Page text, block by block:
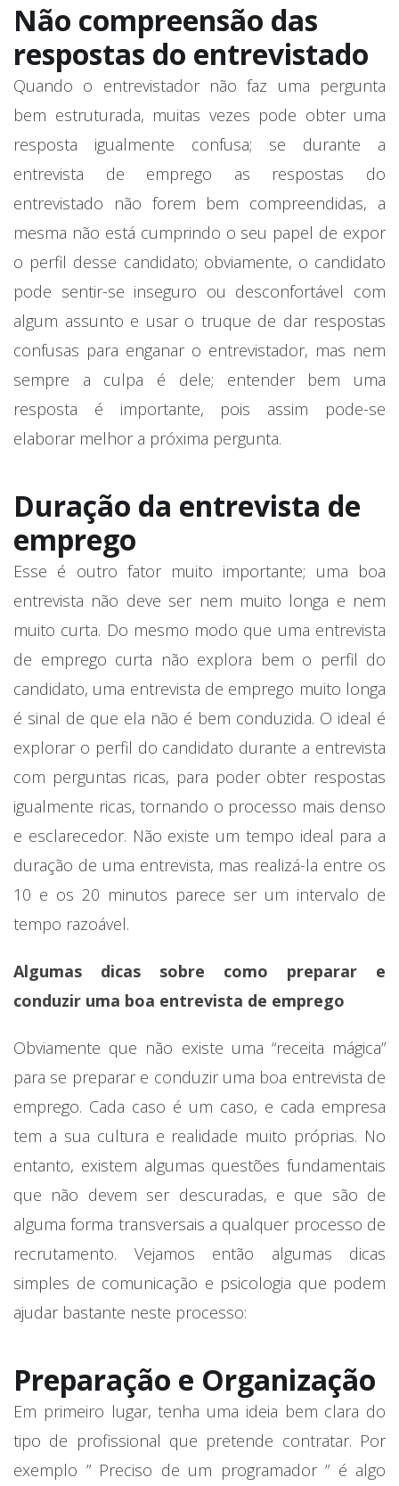
Não compreensão das
respostas do entrevistado
Quando o entrevistador não faz uma pergunta
bem estruturada, muitas vezes pode obter uma
resposta igualmente confusa; se durante a
entrevista de emprego as respostas do
entrevistado não forem bem compreendidas, a
mesma não está cumprindo o seu papel de expor
o perfil desse candidato; obviamente, o candidato
pode sentir-se inseguro ou desconfortável com
algum assunto e usar o truque de dar respostas
confusas para enganar o entrevistador, mas nem
sempre a culpa é dele; entender bem uma
resposta é importante, pois assim pode-se
elaborar melhor a próxima pergunta.
Duração da entrevista de
emprego
Esse é outro fator muito importante; uma boa
entrevista não deve ser nem muito longa e nem
muito curta. Do mesmo modo que uma entrevista
de emprego curta não explora bem o perfil do
candidato, uma entrevista de emprego muito longa
é sinal de que ela não é bem conduzida. O ideal é
explorar o perfil do candidato durante a entrevista
com perguntas ricas, para poder obter respostas
igualmente ricas, tornando o processo mais denso
e esclarecedor. Não existe um tempo ideal para a
duração de uma entrevista, mas realizá-la entre os
10 e os 20 minutos parece ser um intervalo de
tempo razoável.
Algumas dicas sobre como preparar e
conduzir uma boa entrevista de emprego
Obviamente que não existe uma “receita mágica”
para se preparar e conduzir uma boa entrevista de
emprego. Cada caso é um caso, e cada empresa
tem a sua cultura e realidade muito próprias. No
entanto, existem algumas questões fundamentais
que não devem ser descuradas, e que são de
alguma forma transversais a qualquer processo de
recrutamento. Vejamos então algumas dicas
simples de comunicação e psicologia que podem
ajudar bastante neste processo:
Preparação e Organização
Em primeiro lugar, tenha uma ideia bem clara do
tipo de profissional que pretende contratar. Por
exemplo ” Preciso de um programador ” é algo